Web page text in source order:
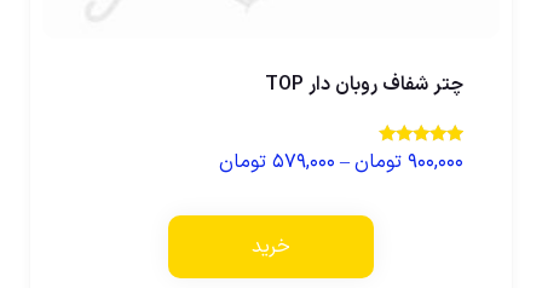
چتر شفاف روبان دار TOP
نمره
4.00
۹۰۰,۰۰۰ تومان– ۵۷۹,۰۰۰ تومان
خرید